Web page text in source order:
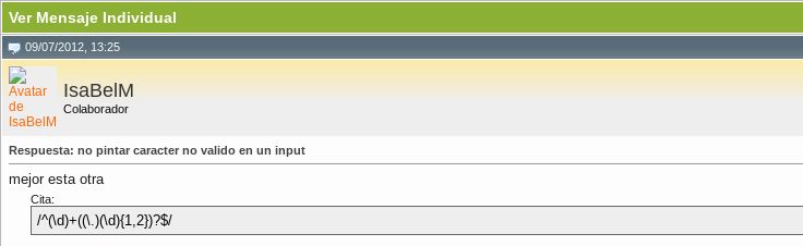
Ver Mensaje Individual
09/07/2012, 13:25
IsaBelM
Colaborador
Respuesta: no pintar caracter no valido en un input
mejor esta otra
Cita:
/^(\d)+((\.)(\d){1,2})?$/